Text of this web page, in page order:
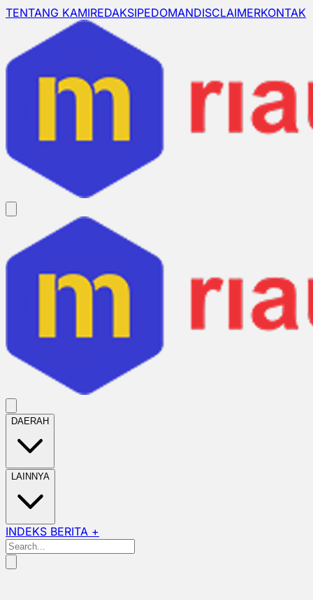
TENTANG KAMIREDAKSIPEDOMANDISCLAIMERKONTAK
DAERAH
LAINNYA
INDEKS BERITA +